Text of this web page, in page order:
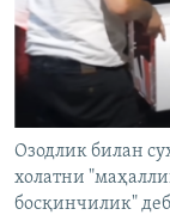
Озодлик билан
холатни
босқинчилик"